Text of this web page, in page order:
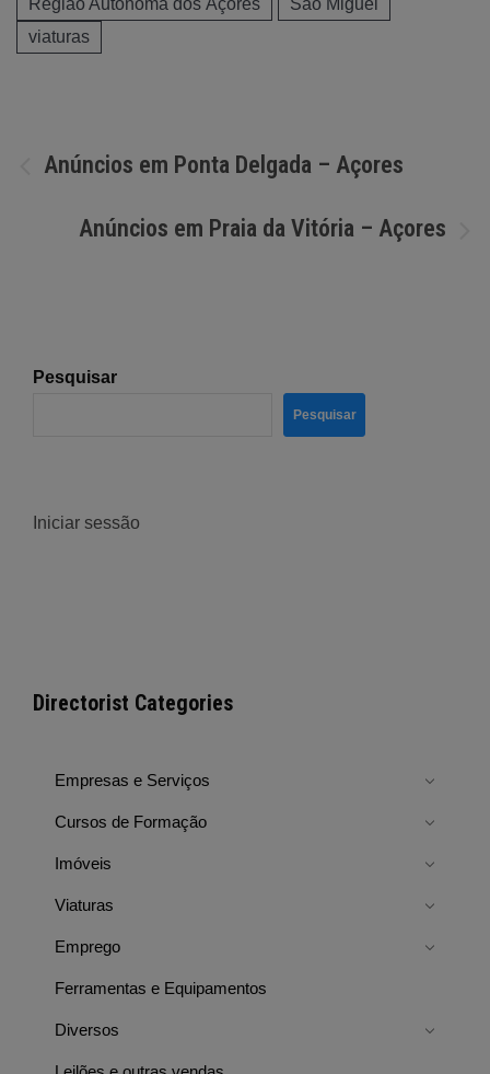
viaturas
Navegação
Anúncios em Ponta Delgada – Açores
Anúncios em Praia da Vitória – Açores
Pesquisar
Pesquisar
Iniciar sessão
Directorist Categories
Empresas e Serviços
Cursos de Formação
Imóveis
Viaturas
Emprego
Ferramentas e Equipamentos
Diversos